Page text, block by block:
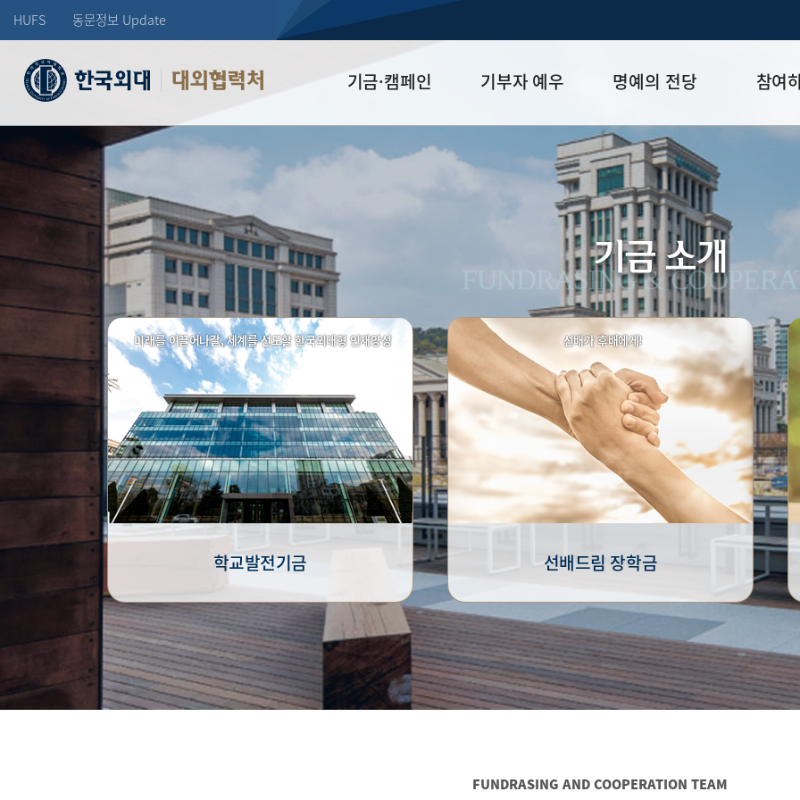
HUFS 동문정보 Update
대외협력처 기금·캠페인
학교발전기금
기부자 예우
세제 혜택
명예의 전당
HUFS Honor
Diamond Club
Platinum Club
참여
잠재기부자
졸업동문 정
업데이트
기금 소개
FUNDRASING &
미래를 이끌어나갈, 세계를 선도할 한국외대형 인재양성
학교발전기금
선배가 후배에게!
선배드림 장학금
FUNDRASING AND COOPERATION TEAM